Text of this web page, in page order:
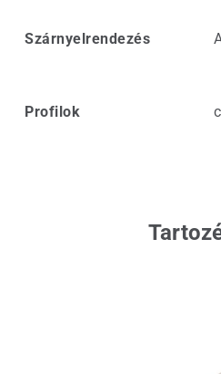
Szárnyelrendezés
Profilok